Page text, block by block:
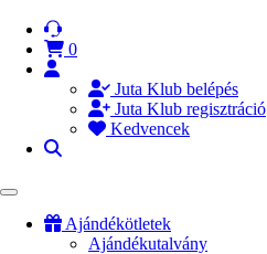
0
Juta Klub belépés
Juta Klub regisztráció
Kedvencek
Ajándékötletek
Ajándékutalvány